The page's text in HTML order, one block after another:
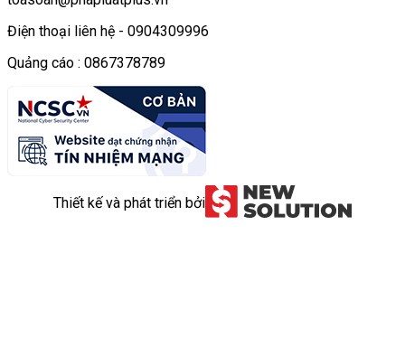
Điện thoại liên hệ - 0904309996
Quảng cáo : 0867378789
Thiết kế và phát triển bởi